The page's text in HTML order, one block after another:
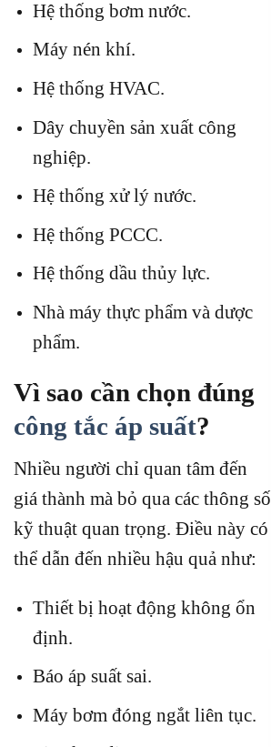
Hệ thống bơm nước.
Máy nén khí.
Hệ thống HVAC.
Dây chuyền sản xuất công
nghiệp.
Hệ thống xử lý nước.
Hệ thống PCCC.
Hệ thống dầu thủy lực.
Nhà máy thực phẩm và dược
phẩm.
Vì sao cần chọn đúng
công tắc áp suất?
Nhiều người chỉ quan tâm đến
giá thành mà bỏ qua các thông số
kỹ thuật quan trọng. Điều này có
thể dẫn đến nhiều hậu quả như:
Thiết bị hoạt động không ổn
định.
Báo áp suất sai.
Máy bơm đóng ngắt liên tục.